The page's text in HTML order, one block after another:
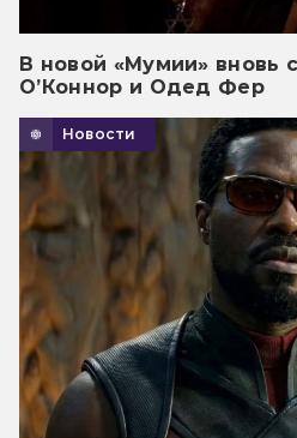
В новой «Мумии» вновь
О’Коннор и Одед Фер
Новости